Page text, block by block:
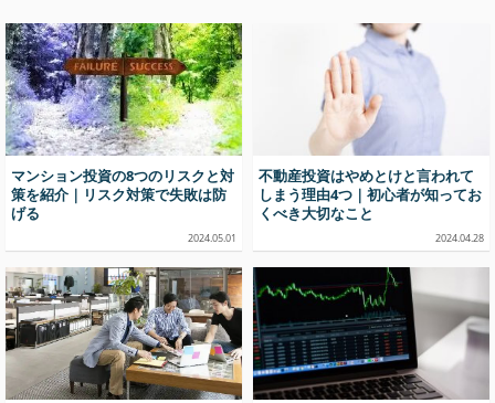
マンション投資の8つのリスクと対
策を紹介｜リスク対策で失敗は防
げる
2024.05.01
不動産投資はやめとけと言われて
しまう理由4つ｜初心者が知ってお
くべき大切なこと
2024.04.28